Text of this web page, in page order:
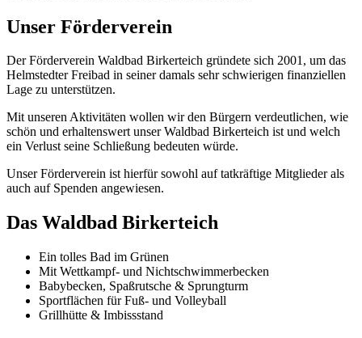
Unser Förderverein
Der Förderverein Waldbad Birkerteich gründete sich 2001, um das
Helmstedter Freibad in seiner damals sehr schwierigen finanziellen
Lage zu unterstützen.
Mit unseren Aktivitäten wollen wir den Bürgern verdeutlichen, wie
schön und erhaltenswert unser Waldbad Birkerteich ist und welch
ein Verlust seine Schließung bedeuten würde.
Unser Förderverein ist hierfür sowohl auf tatkräftige Mitglieder als
auch auf Spenden angewiesen.
Das Waldbad Birkerteich
Ein tolles Bad im Grünen
Mit Wettkampf- und Nichtschwimmerbecken
Babybecken, Spaßrutsche & Sprungturm
Sportflächen für Fuß- und Volleyball
Grillhütte & Imbissstand